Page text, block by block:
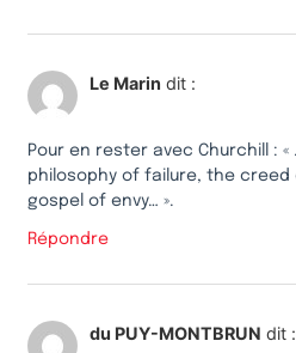
Le Marin dit :
Pour en rester avec Churchill : «
philosophy of failure, the
gospel of envy… ».
Répondre
du PUY-MONTBRUN dit :